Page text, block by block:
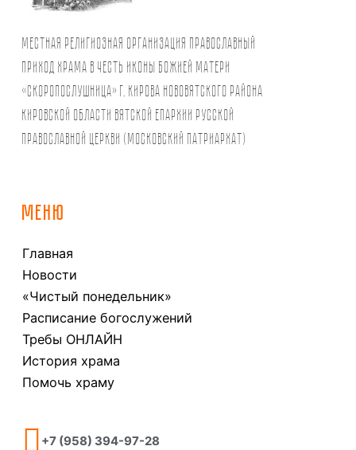
Местная религиозная организация православный
Приход храма в честь иконы Божией Матери
«Скоропослушница» г. Кирова Нововятского района
Кировской области Вятской Епархии Русской
Православной Церкви (Московский Патриархат)
МЕНЮ
Главная
Новости
«Чистый понедельник»
Расписание богослужений
Требы ОНЛАЙН
История храма
Помочь храму
+7 (958) 394-97-28